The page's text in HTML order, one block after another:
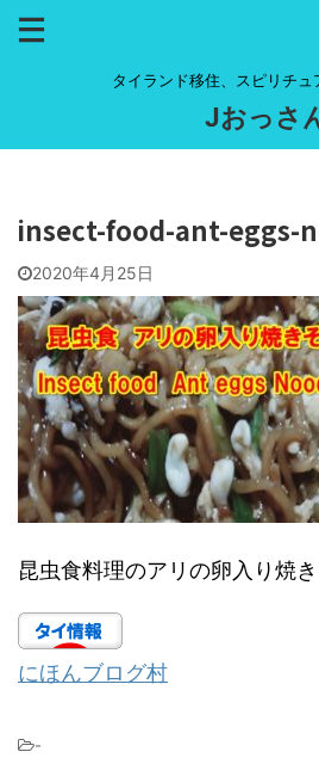
タイランド移住、スピリチュ
Jおっさ
insect-food-ant-eggs-
2020年4月25日
昆虫食料理のアリの卵入り焼
にほんブログ村
-